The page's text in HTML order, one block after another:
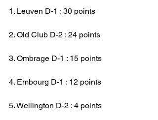
1. Leuven D-1 : 30 points
2. Old Club D-2 : 24 points
3. Ombrage D-1 : 15 points
4. Embourg D-1 : 12 points
5. Wellington D-2 : 4 points